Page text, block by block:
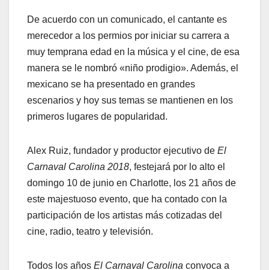
De acuerdo con un comunicado, el cantante es
merecedor a los permios por iniciar su carrera a
muy temprana edad en la música y el cine, de esa
manera se le nombró «niño prodigio». Además, el
mexicano se ha presentado en grandes
escenarios y hoy sus temas se mantienen en los
primeros lugares de popularidad.
Alex Ruiz, fundador y productor ejecutivo de El
Carnaval Carolina 2018, festejará por lo alto el
domingo 10 de junio en Charlotte, los 21 años de
este majestuoso evento, que ha contado con la
participación de los artistas más cotizadas del
cine, radio, teatro y televisión.
Todos los años El Carnaval Carolina convoca a